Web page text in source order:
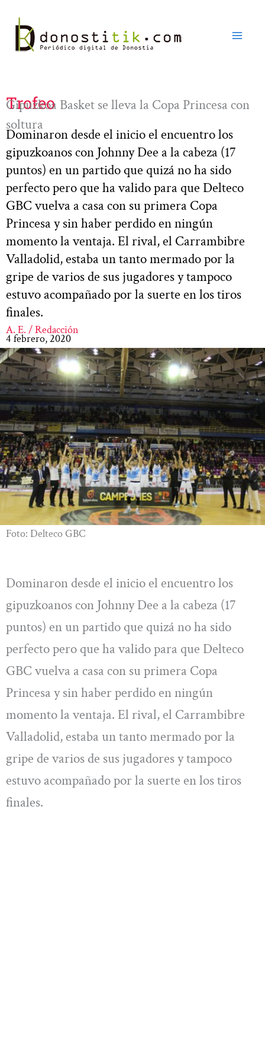
contenido
Trofeo
Gipuzkoa Basket se lleva la Copa Princesa con
soltura
Dominaron desde el inicio el encuentro los
gipuzkoanos con Johnny Dee a la cabeza (17
puntos) en un partido que quizá no ha sido
perfecto pero que ha valido para que Delteco
GBC vuelva a casa con su primera Copa
Princesa y sin haber perdido en ningún
momento la ventaja. El rival, el Carrambibre
Valladolid, estaba un tanto mermado por la
gripe de varios de sus jugadores y tampoco
estuvo acompañado por la suerte en los tiros
finales.
A. E. / Redacción
4 febrero, 2020
Foto: Delteco GBC
Dominaron desde el inicio el encuentro los
gipuzkoanos con Johnny Dee a la cabeza (17
puntos) en un partido que quizá no ha sido
perfecto pero que ha valido para que Delteco
GBC vuelva a casa con su primera Copa
Princesa y sin haber perdido en ningún
momento la ventaja. El rival, el Carrambibre
Valladolid, estaba un tanto mermado por la
gripe de varios de sus jugadores y tampoco
estuvo acompañado por la suerte en los tiros
finales.